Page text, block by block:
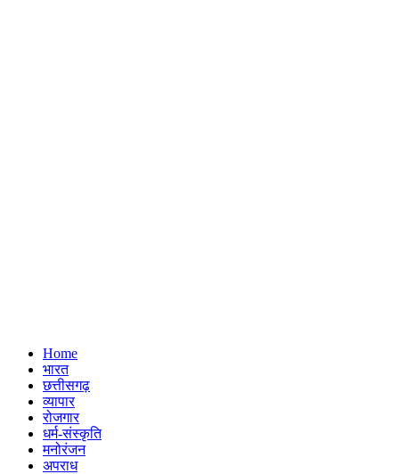
Home
भारत
छत्तीसगढ़
व्यापार
रोजगार
धर्म-संस्कृति
मनोरंजन
अपराध